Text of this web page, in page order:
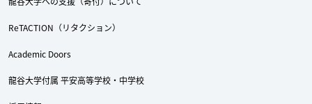
ReTACTION（リタクション）
Academic Doors
龍谷大学付属 平安高等学校・中学校